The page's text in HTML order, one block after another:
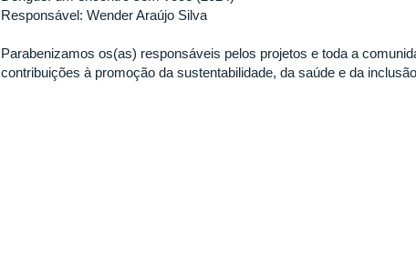
Responsável: Wender Araújo Silva
Parabenizamos os(as) responsáveis pelos projetos e toda a
contribuições à promoção da sustentabilidade, da saúde e da